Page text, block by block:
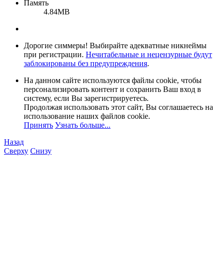
Память
4.84MB
Дорогие симмеры! Выбирайте адекватные никнеймы
при регистрации. Нечитабельные и нецензурные будут
заблокированы без предупреждения.
На данном сайте используются файлы cookie, чтобы
персонализировать контент и сохранить Ваш вход в
систему, если Вы зарегистрируетесь.
Продолжая использовать этот сайт, Вы соглашаетесь на
использование наших файлов cookie.
Принять Узнать больше...
Назад
Сверху Снизу